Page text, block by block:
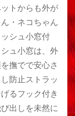
トからも外が
・ネコちゃん
シュ小窓付
ュ小窓は、外
撫でで安心さ
防止ストラッ
るフック付き
出しを未然に